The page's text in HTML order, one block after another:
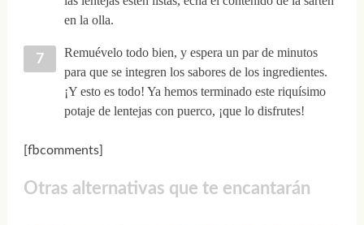
en la olla.
Remuévelo todo bien, y espera un par de minutos
para que se integren los sabores de los ingredientes.
¡Y esto es todo! Ya hemos terminado este riquísimo
potaje de lentejas con puerco, ¡que lo disfrutes!
[fbcomments]
Otras alternativas que te encantarán